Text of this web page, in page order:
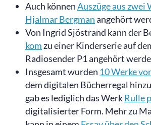
Auch könnenAuszüge aus zwei
Hjalmar Bergmanangehört
Von Ingrid Sjöstrand kann der
kom zu einer Kinderserie auf
Radiosender P1 angehört
Insgesamt wurden 10 Werke
dem digitalen Bücherregal
gab es lediglich das WerkRulle
digitalisierter Form. Mehr zu